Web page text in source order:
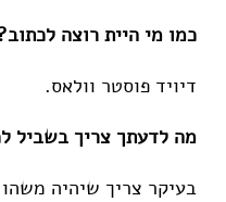
כמו מי היית רוצה
דיויד פוסטר וולאס.
מה לדעתך צריך בשביל
בעיקר צריך שיהיה